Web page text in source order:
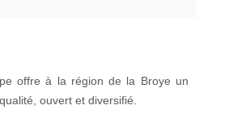
offre à la région de la Broye un
ouvert et diversifié.